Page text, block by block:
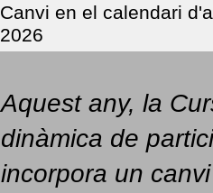
Canvi en el calendari
2026
Aquest any, la
dinàmica de
incorpora un